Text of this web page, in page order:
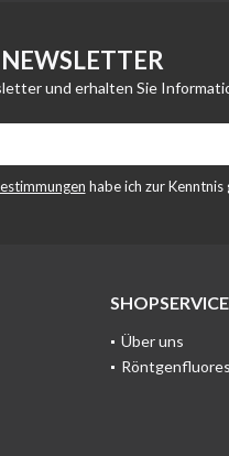
NEWSLETTER
und erhalten Sie
habe ich zur Kenntnis
SHOPSERVICE
Über uns